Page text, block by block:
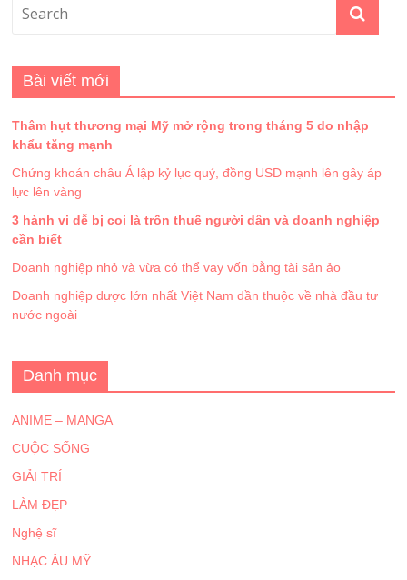
Bài viết mới
Thâm hụt thương mại Mỹ mở rộng trong tháng 5 do nhập
khẩu tăng mạnh
Chứng khoán châu Á lập kỷ lục quý, đồng USD mạnh lên gây áp
lực lên vàng
3 hành vi dễ bị coi là trốn thuế người dân và doanh nghiệp
cần biết
Doanh nghiệp nhỏ và vừa có thể vay vốn bằng tài sản ảo
Doanh nghiệp dược lớn nhất Việt Nam dần thuộc về nhà đầu tư
nước ngoài
Danh mục
ANIME – MANGA
CUỘC SỐNG
GIẢI TRÍ
LÀM ĐẸP
Nghệ sĩ
NHẠC ÂU MỸ